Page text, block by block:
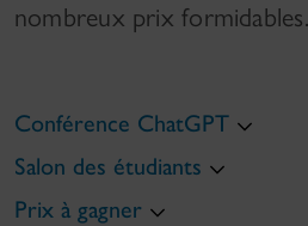
nombreux prix formidables.
Conférence ChatGPT
Salon des étudiants
Prix à gagner